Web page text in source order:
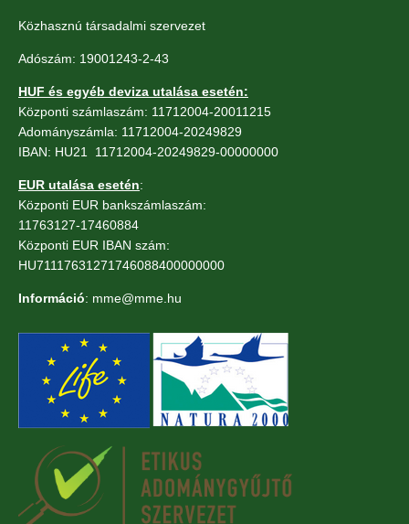
(!)
védett
ragadozómadár
pusztult
el
hazánkban)
Közhasznú társadalmi szervezet
Adószám: 19001243-2-43
HUF és egyéb deviza utalása esetén:
Központi számlaszám: 11712004-20011215
Adományszámla: 11712004-20249829
IBAN: HU21 11712004-20249829-00000000
EUR utalása esetén:
Központi EUR bankszámlaszám:
11763127-17460884
Központi EUR IBAN szám:
HU71117631271746088400000000
Információ: mme@mme.hu